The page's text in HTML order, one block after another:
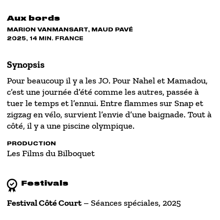
Aux bords
MARION VANMANSART, MAUD PAVÉ
2025, 14 MIN. FRANCE
Synopsis
Pour beaucoup il y a les JO. Pour Nahel et Mamadou,
c’est une journée d’été comme les autres, passée à
tuer le temps et l’ennui. Entre flammes sur Snap et
zigzag en vélo, survient l’envie d’une baignade. Tout à
côté, il y a une piscine olympique.
PRODUCTION
Les Films du Bilboquet
Festivals
Festival Côté Court– Séances spéciales, 2025